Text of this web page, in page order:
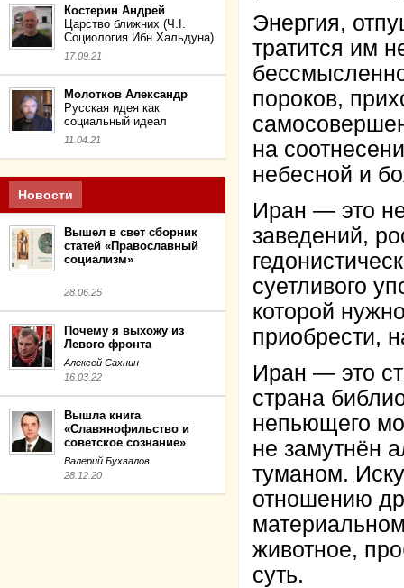
Костерин Андрей
Царство ближних (Ч.I.
Социология Ибн Хальдуна)
17.09.21
Молотков Александр
Русская идея как
социальный идеал
11.04.21
Новости
Вышел в свет сборник
статей «Православный
социализм»
28.06.25
Почему я выхожу из
Левого фронта
Алексей Сахнин
16.03.22
Вышла книга
«Славянофильство и
советское сознание»
Валерий Бухвалов
28.12.20
Энергия,
тратится им
пороков,
на
небесной и
Иран — это
заведений,
суетливого
которой
приобрести,
Иран — это
страна
непьющего
не замутнён
туманом.
отношению
животное,
суть.